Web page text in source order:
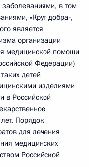
в том
«Круг добра»,
является
организации
медицинской помощи
Федерации)
детей
изделиями
в Российской
Порядок
для лечения
медицинских
Российской